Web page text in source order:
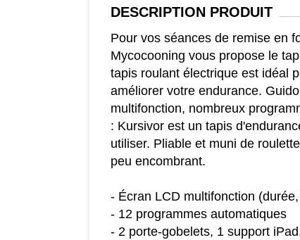
DESCRIPTIONPRODUIT
Pour vos séances de remise en
Mycocooning vous propose le
tapis roulant électrique est idéal
améliorer votre endurance.
multifonction, nombreux
: Kursivor est un tapis
utiliser. Pliable et muni de
peu encombrant.
- Écran LCD multifonction
- 12 programmes automatiques
- 2 porte-gobelets, 1 support